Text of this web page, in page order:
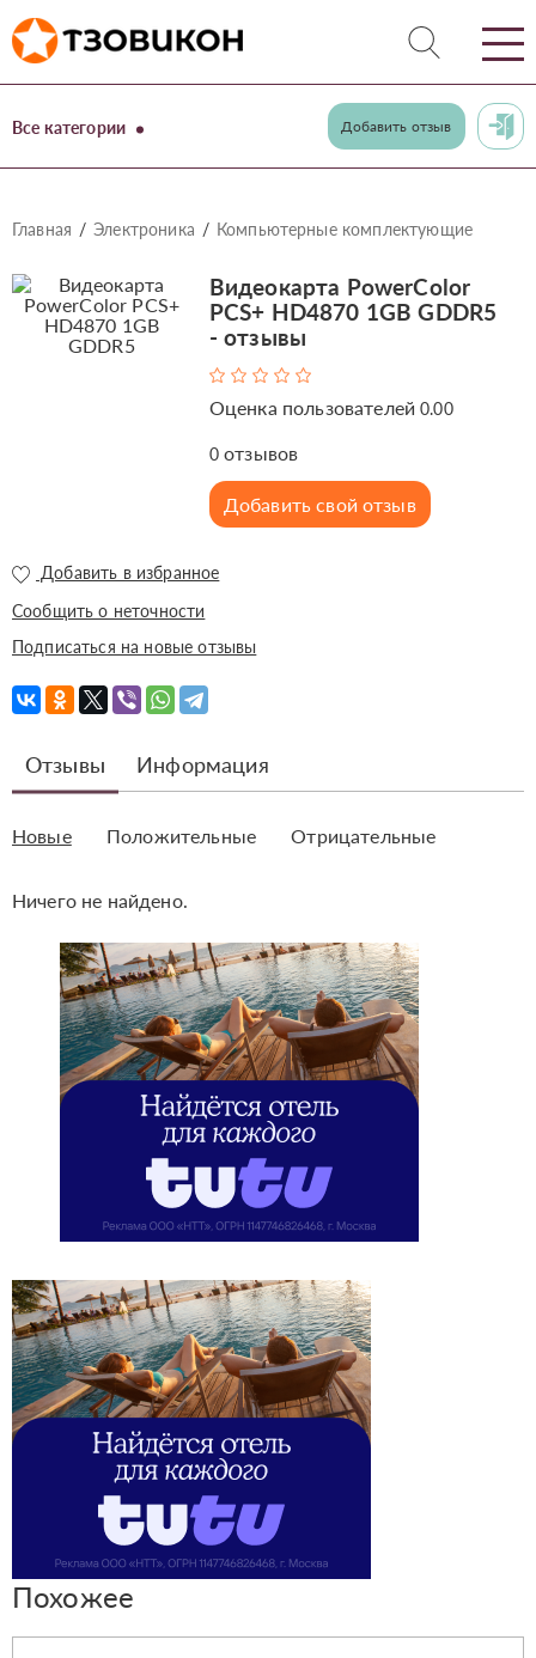
Все категории Добавить отзыв
Главная Электроника Компьютерные комплектующие
Видеокарта PowerColor
PCS+ HD4870 1GB GDDR5
- отзывы
Оценка пользователей0.00
0отзывов
Добавить свой отзыв
Добавить в избранное
Сообщить о неточности
Подписаться на новые отзывы
Отзывы Информация
Новые Положительные Отрицательные
Ничего не найдено.
Похожее